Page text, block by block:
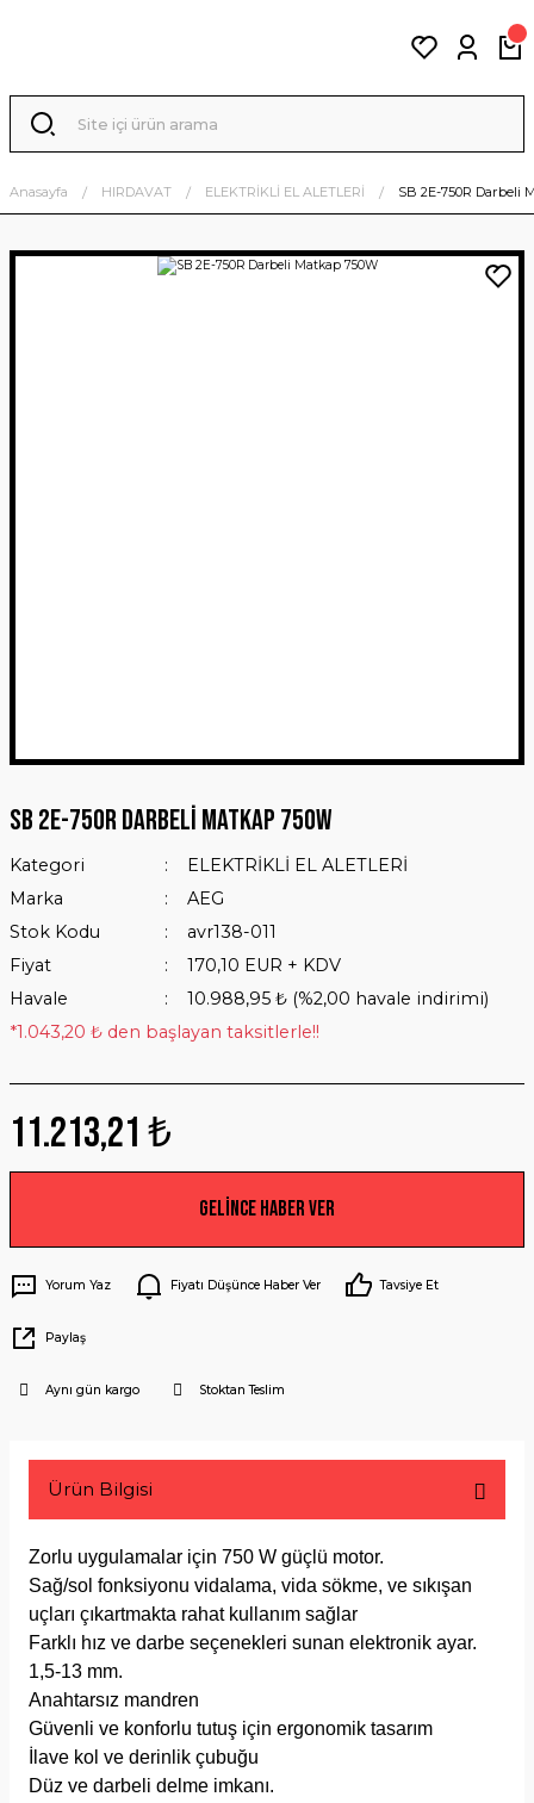
Anasayfa HIRDAVAT ELEKTRİKLİ EL ALETLERİ SB 2E-750R Darbeli
SB 2E-750R Darbeli Matkap 750W
Kategori
ELEKTRİKLİ EL ALETLERİ
Marka
AEG
Stok Kodu
avr138-011
Fiyat
170,10 EUR + KDV
Havale
10.988,95 ₺ (%2,00 havale indirimi)
*1.043,20 ₺ den başlayan taksitlerle!!
11.213,21 ₺
Gelince Haber Ver
Yorum Yaz Fiyatı Düşünce Haber Ver Tavsiye Et
Paylaş
Aynı gün kargo Stoktan Teslim
Ürün Bilgisi
Zorlu uygulamalar için 750 W güçlü motor.
Sağ/sol fonksiyonu vidalama, vida sökme, ve sıkışan
uçları çıkartmakta rahat kullanım sağlar
Farklı hız ve darbe seçenekleri sunan elektronik ayar.
1,5-13 mm.
Anahtarsız mandren
Güvenli ve konforlu tutuş için ergonomik tasarım
İlave kol ve derinlik çubuğu
Düz ve darbeli delme imkanı.